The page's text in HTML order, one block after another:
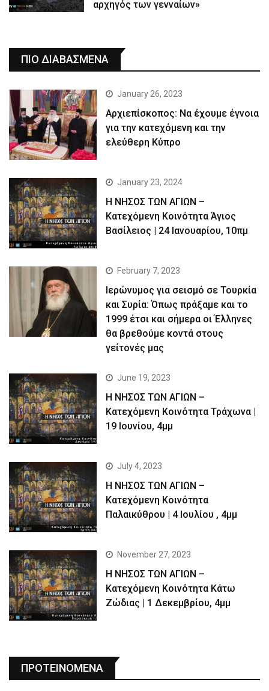
αρχηγός των γενναίων»
ΠΙΟ ΔΙΑΒΑΣΜΕΝΑ
January 26, 2023
Αρχιεπίσκοπος: Να έχουμε έγνοια
για την κατεχόμενη και την
ελεύθερη Κύπρο
January 23, 2024
Η ΝΗΣΟΣ ΤΩΝ ΑΓΙΩΝ –
Κατεχόμενη Κοινότητα Άγιος
Βασίλειος | 24 Ιανουαρίου, 10πμ
February 7, 2023
Ιερώνυμος για σεισμό σε Τουρκία
και Συρία: Όπως πράξαμε και το
1999 έτσι και σήμερα οι Έλληνες
θα βρεθούμε κοντά στους
γείτονές μας
June 19, 2023
Η ΝΗΣΟΣ ΤΩΝ ΑΓΙΩΝ –
Kατεχόμενη Κοινότητα Τράχωνα |
19 Ιουνίου, 4μμ
July 4, 2023
Η ΝΗΣΟΣ ΤΩΝ ΑΓΙΩΝ –
Kατεχόμενη Κοινότητα
Παλαικύθρου | 4 Ιουλίου , 4μμ
November 27, 2023
Η ΝΗΣΟΣ ΤΩΝ ΑΓΙΩΝ –
Κατεχόμενη Κοινότητα Κάτω
Ζώδιας | 1 Δεκεμβρίου, 4μμ
ΠΡΟΤΕΙΝΟΜΕΝΑ